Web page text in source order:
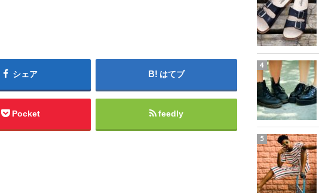
シェア はてブ
Pocket feedly